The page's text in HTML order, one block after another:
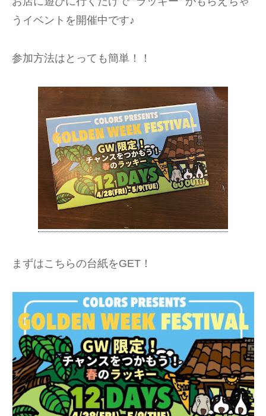
うイベントを開催中です♪
参加方法はとっても簡単！！
まずはこちらの台紙をGET！